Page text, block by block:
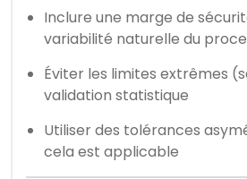
Inclure une marge de
variabilité naturelle du
Éviter les limites extrêmes
validation statistique
Utiliser des tolérances
cela est applicable